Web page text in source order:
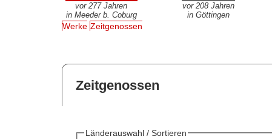
vor 277 Jahren
in Meeder b. Coburg
vor 208 Jahren
in Göttingen
Werke Zeitgenossen
Zeitgenossen
Länderauswahl / Sortieren